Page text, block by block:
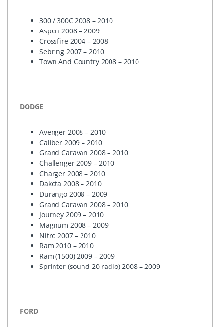
300 / 300C 2008 – 2010
Aspen 2008 – 2009
Crossfire 2004 – 2008
Sebring 2007 – 2010
Town And Country 2008 – 2010
DODGE
Avenger 2008 – 2010
Caliber 2009 – 2010
Grand Caravan 2008 – 2010
Challenger 2009 – 2010
Charger 2008 – 2010
Dakota 2008 – 2010
Durango 2008 – 2009
Grand Caravan 2008 – 2010
Journey 2009 – 2010
Magnum 2008 – 2009
Nitro 2007 – 2010
Ram 2010 – 2010
Ram (1500) 2009 – 2009
Sprinter (sound 20 radio) 2008 – 2009
FORD